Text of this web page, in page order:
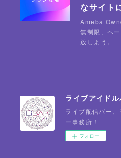
なサイト
Ameba
無制限、ペ
放しよう。
ライブアイド
ライブ配信バー
ー事務所！
フォロー